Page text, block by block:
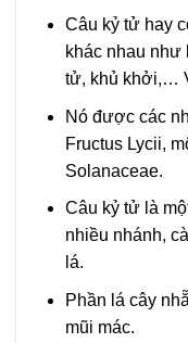
Câu kỷ tử hay
khác nhau như
tử, khủ khởi,…
Nó được các
Fructus Lycii,
Solanaceae.
Câu kỷ tử là
nhiều nhánh,
lá.
Phần lá cây
mũi mác.